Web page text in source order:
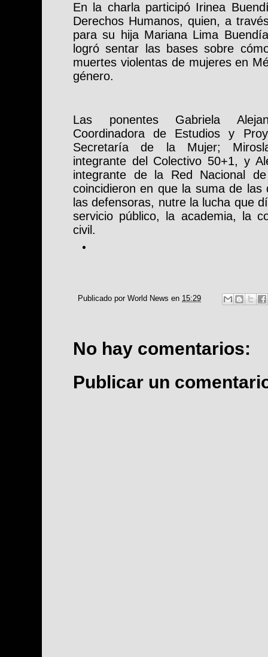
En la charla participó Irinea
Derechos Humanos, quien, a
para su hija Mariana Lima
logró sentar las bases sobre
muertes violentas de mujeres en
género.
Las ponentes Gabriela
Coordinadora de Estudios y
Secretaría de la Mujer;
integrante del Colectivo 50+1, y
integrante de la Red Nacional
coincidieron en que la suma de las
las defensoras, nutre la lucha que
servicio público, la academia, la
civil.
Publicado por World News en 15:29
No hay comentarios:
Publicar un